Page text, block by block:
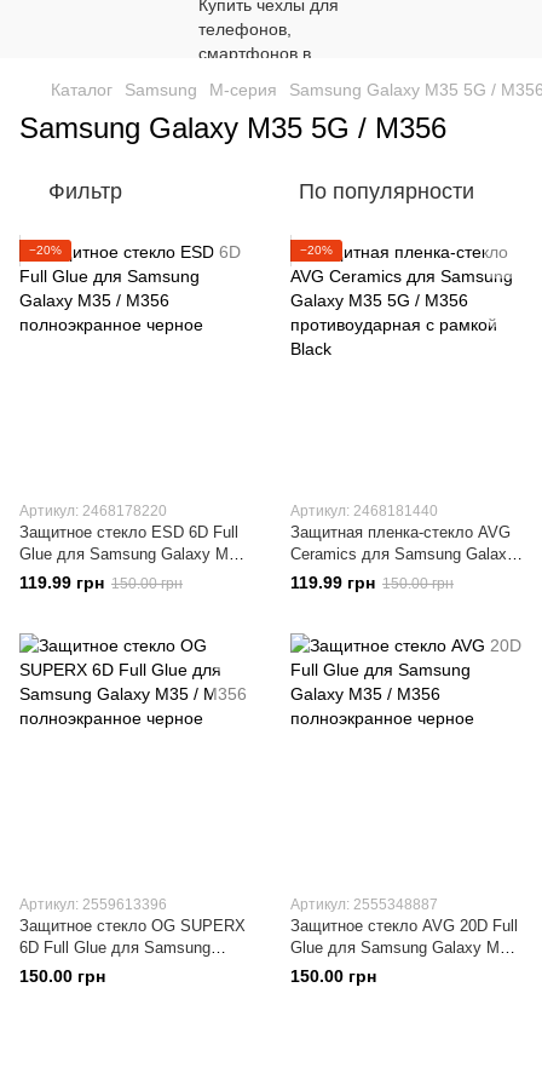
Каталог Samsung M-серия Samsung Galaxy M35 5G /
Samsung Galaxy M35 5G / M356
Фильтр По популярности
−20%
Артикул: 2468178220
Защитное стекло ESD 6D Full
Glue для Samsung Galaxy M35
/ M356 полноэкранное черное
119.99 грн 150.00 грн
−20%
Артикул: 2468181440
Защитная пленка-стекло AVG
Ceramics для Samsung Galaxy
M35 5G / M356 противоударная
с рамкой Black
119.99 грн 150.00 грн
Артикул: 2559613396
Защитное стекло OG SUPERX
6D Full Glue для Samsung
Galaxy M35 / M356
полноэкранное черное
150.00 грн
Артикул: 2555348887
Защитное стекло AVG 20D Full
Glue для Samsung Galaxy M35
/ M356 полноэкранное черное
150.00 грн